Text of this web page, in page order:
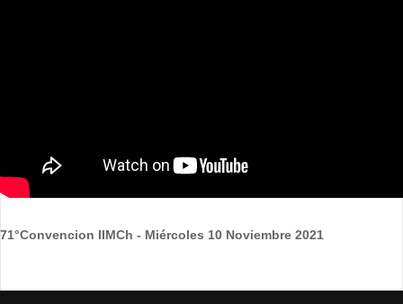
71°Convencion IIMCh - Miércoles 10 Noviembre 2021